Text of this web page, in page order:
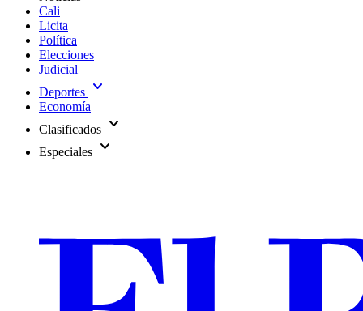
Cali
Licita
Política
Elecciones
Judicial
Deportes expand_more
Economía
Clasificados expand_more
Especiales expand_more